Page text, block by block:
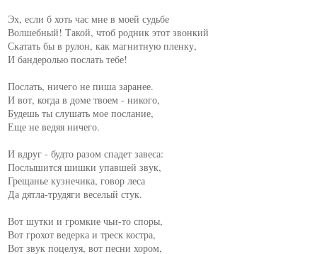
Эх, если б хоть час мне в моей судьбе
Волшебный! Такой, чтоб родник этот звонкий
Скатать бы в рулон, как магнитную пленку,
И бандеролью послать тебе!
Послать, ничего не пиша заранее.
И вот, когда в доме твоем - никого,
Будешь ты слушать мое послание,
Еще не ведяя ничего.
И вдруг - будто разом спадет завеса:
Послышится шишки упавшей звук,
Грещанье кузнечика, говор леса
Да дятла-трудяги веселый стук.
Вот шутки и громкие чьи-то споры,
Вот грохот ведерка и треск костра,
Вот звук поцелуя, вот песни хором,